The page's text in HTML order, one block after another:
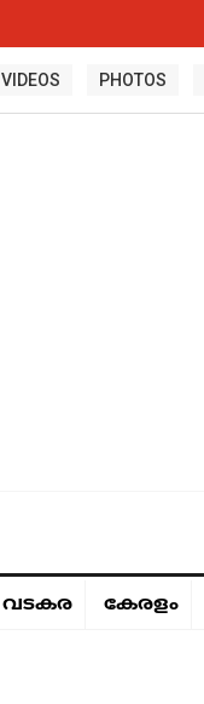
VIDEOS PHOTOS
വടകര കേരളം